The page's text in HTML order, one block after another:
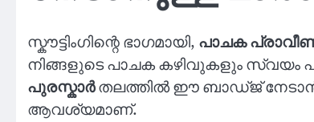
സ്കൗട്ടിംഗിന്റെ ഭാഗമായി, പാചക
നിങ്ങളുടെ പാചക കഴിവുകളും സ്വയം
പുരസ്കാർതലത്തിൽ ഈ ബാഡ്ജ് നേടാൻ,
ആവശ്യമാണ്.